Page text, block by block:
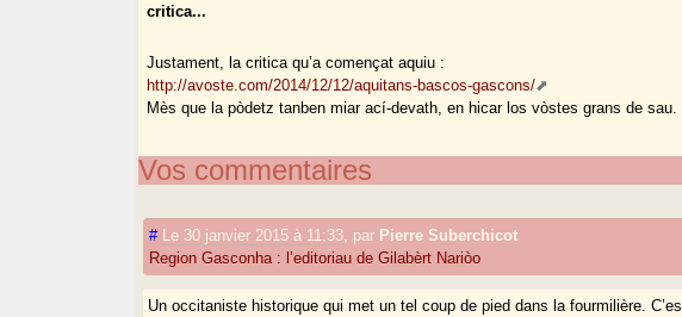
critica...
Justament, la critica qu’a començat aquiu :
http://avoste.com/2014/12/12/aquitans-bascos-gascons/
Mès que la pòdetz tanben miar ací-devath, en hicar los vòstes grans de sau.
Vos commentaires
# Le 30 janvier 2015 à 11:33 par Pierre Suberchicot
Region Gasconha : l’editoriau de Gilabèrt Nariòo
Un occitaniste historique qui met un tel coup de pied dans la fourmilière.